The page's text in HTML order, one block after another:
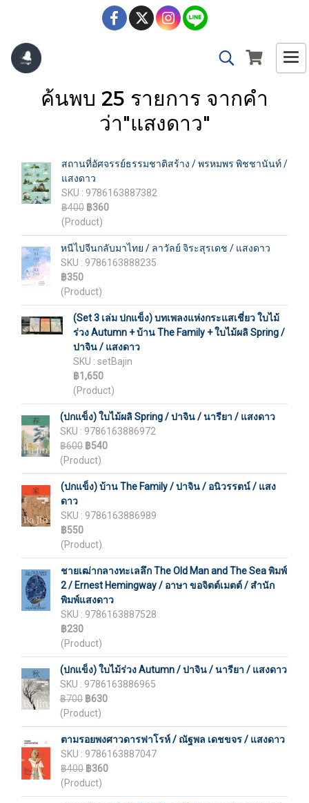
ค้นพบ 25 รายการ จากคำ
ว่า"แสงดาว"
สถานที่อัศจรรย์ธรรมชาติสร้าง / พรหมพร พิชชานันท์ /
แสงดาว
SKU : 9786163887382
฿400 ฿360
(Product)
หนีไปจีนกลับมาไทย / ลาวัลย์ จิระสุรเดช / แสงดาว
SKU : 9786163888235
฿350
(Product)
(Set 3 เล่ม ปกแข็ง) บทเพลงแห่งกระแสเชี่ยว ใบไม้
ร่วง Autumn + บ้าน The Family + ใบไม้ผลิ Spring /
ปาจิน / แสงดาว
SKU : setBajin
฿1,650
(Product)
(ปกแข็ง) ใบไม้ผลิ Spring / ปาจิน / นารียา / แสงดาว
SKU : 9786163886972
฿600 ฿540
(Product)
(ปกแข็ง) บ้าน The Family / ปาจิน / อนิวรรตน์ / แสง
ดาว
SKU : 9786163886989
฿550
(Product)
ชายเฒ่ากลางทะเลลึก The Old Man and The Sea พิมพ์
2 / Ernest Hemingway / อาษา ขอจิตต์เมตต์ / สำนัก
พิมพ์แสงดาว
SKU : 9786163887528
฿230
(Product)
(ปกแข็ง) ใบไม้ร่วง Autumn / ปาจิน / นารียา / แสงดาว
SKU : 9786163886965
฿700 ฿630
(Product)
ตามรอยพงศาวดารฟาโรห์ / ณัฐพล เดชขจร / แสงดาว
SKU : 9786163887047
฿400 ฿360
(Product)